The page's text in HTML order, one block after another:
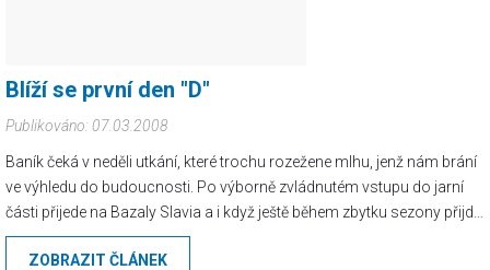
Blíží se první den "D"
Publikováno: 07.03.2008
Baník čeká v neděli utkání, které trochu rozežene mlhu, jenž nám brání
ve výhledu do budoucnosti. Po výborně zvládnutém vstupu do jarní
části přijede na Bazaly Slavia a i když ještě během zbytku sezony přijde
několik dní s velkým D, tohle je jeden z prvních.
ZOBRAZIT ČLÁNEK